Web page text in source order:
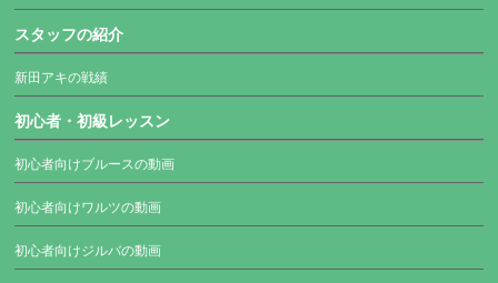
スタッフの紹介
新田アキの戦績
初心者・初級レッスン
初心者向けブルースの動画
初心者向けワルツの動画
初心者向けジルバの動画